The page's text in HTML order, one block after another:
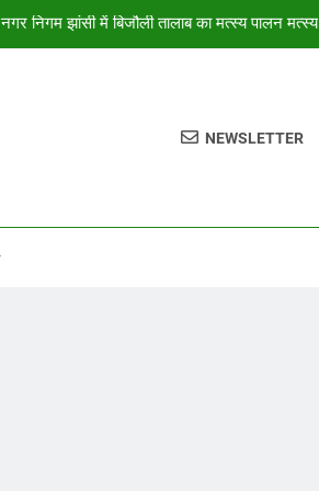
निगम झांसी में बिजौली तालाब का मत्स्य पालन मत्स्य
ही आध्यात्म है : श्री गोपीनाथ दास, इस्कॉन देहरादून
पुलिस ने कॉन्स्टेबल शेर सिंह को सेवा से बर्खास्त किया
NEWSLETTER